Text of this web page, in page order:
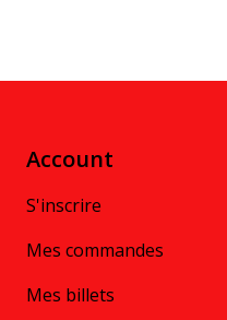
Account
S'inscrire
Mes commandes
Mes billets